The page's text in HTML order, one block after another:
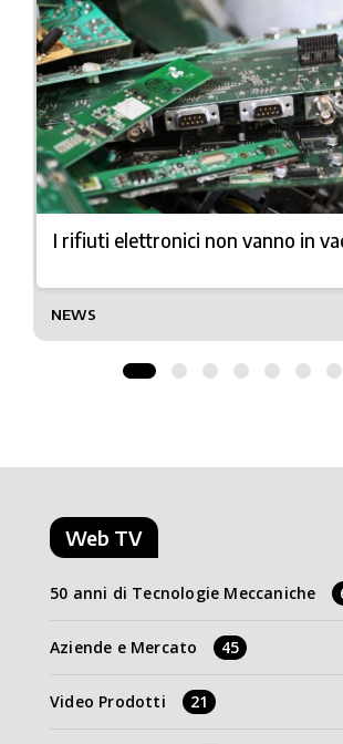
I rifiuti elettronici non vanno in
NEWS
Web TV
50 anni di Tecnologie Meccaniche
Aziende e Mercato 45
Video Prodotti 21